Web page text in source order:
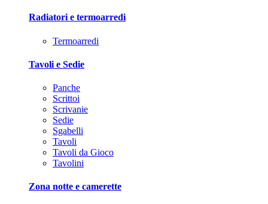
Radiatori e termoarredi
Termoarredi
Tavoli e Sedie
Panche
Scrittoi
Scrivanie
Sedie
Sgabelli
Tavoli
Tavoli da Gioco
Tavolini
Zona notte e camerette